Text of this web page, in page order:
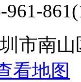
市南
看地图